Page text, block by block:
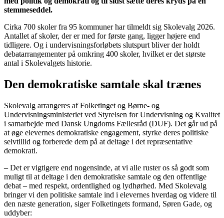
stemmeseddel.
Cirka 700 skoler fra 95 kommuner har tilmeldt sig Skolevalg 2026.
Antallet af skoler, der er med for første gang, ligger højere end
tidligere. Og i undervisningsforløbets slutspurt bliver der holdt
debatarrangementer på omkring 400 skoler, hvilket er det største
antal i Skolevalgets historie.
Den demokratiske samtale skal trænes
Skolevalg arrangeres af Folketinget og Børne- og
Undervisningsministeriet ved Styrelsen for Undervisning og Kvalitet
i samarbejde med Dansk Ungdoms Fællesråd (DUF). Det går ud på
at øge elevernes demokratiske engagement, styrke deres politiske
selvtillid og forberede dem på at deltage i det repræsentative
demokrati.
– Det er vigtigere end nogensinde, at vi alle ruster os så godt som
muligt til at deltage i den demokratiske samtale og den offentlige
debat – med respekt, ordentlighed og lydhørhed. Med Skolevalg
bringer vi den politiske samtale ind i elevernes hverdag og videre til
den næste generation, siger Folketingets formand, Søren Gade, og
uddyber: